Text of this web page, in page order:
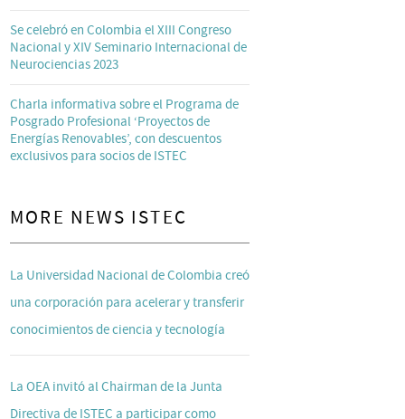
Se celebró en Colombia el XIII Congreso
Nacional y XIV Seminario Internacional de
Neurociencias 2023
Charla informativa sobre el Programa de
Posgrado Profesional ‘Proyectos de
Energías Renovables’, con descuentos
exclusivos para socios de ISTEC
MORE NEWS ISTEC
La Universidad Nacional de Colombia creó
una corporación para acelerar y transferir
conocimientos de ciencia y tecnología
La OEA invitó al Chairman de la Junta
Directiva de ISTEC a participar como